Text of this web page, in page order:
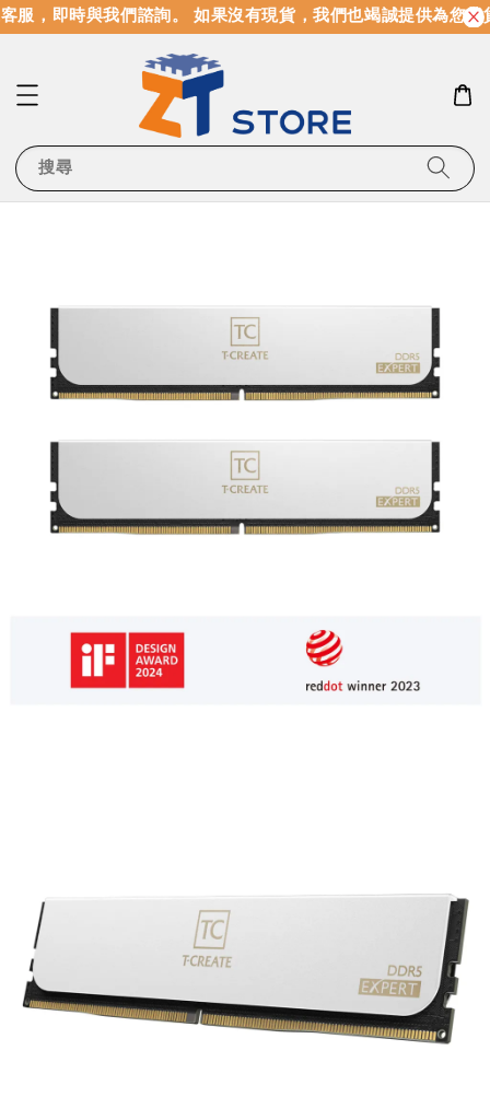
，即時與我們諮詢。 如果沒有現貨，我們也竭誠提供為您找
搜尋